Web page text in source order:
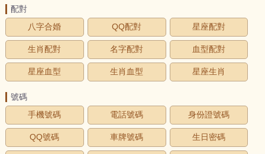
配對
八字合婚
QQ配對 星座配對
生肖配對 名字配對 血型配對
星座血型 生肖血型 星座生肖
號碼
手機號碼
電話號碼 身份證號碼
QQ號碼 車牌號碼 生日密碼